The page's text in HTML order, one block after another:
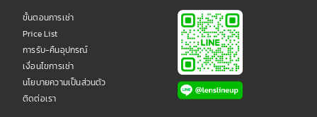
ขั้นตอนการเช่า
Price List
การรับ-คืนอุปกรณ์
เงื่อนไขการเช่า
นโยบายความเป็นส่วนตัว
ติดต่อเรา